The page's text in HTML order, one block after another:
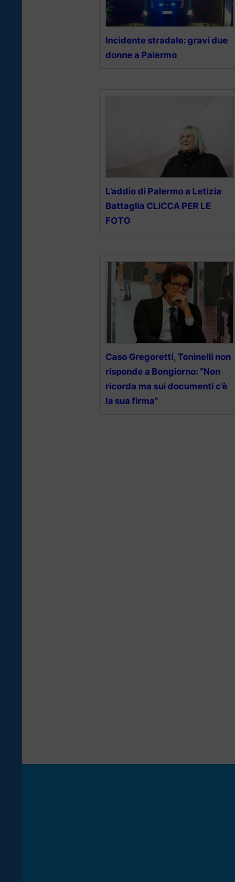
Incidente stradale: gravi due
donne a Palermo
L’addio di Palermo a Letizia
Battaglia CLICCA PER LE
FOTO
Caso Gregoretti, Toninelli non
risponde a Bongiorno: “Non
ricorda ma sui documenti c’è
la sua firma”